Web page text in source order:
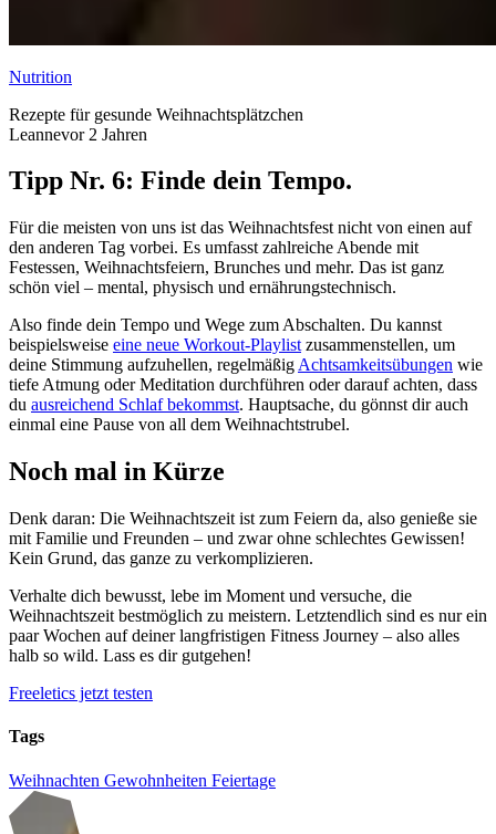
Nutrition
Rezepte für gesunde Weihnachtsplätzchen
Leannevor 2 Jahren
Tipp Nr. 6: Finde dein Tempo.
Für die meisten von uns ist das Weihnachtsfest nicht von einen auf
den anderen Tag vorbei. Es umfasst zahlreiche Abende mit
Festessen, Weihnachtsfeiern, Brunches und mehr. Das ist ganz
schön viel – mental, physisch und ernährungstechnisch.
Also finde dein Tempo und Wege zum Abschalten. Du kannst
beispielsweise eine neue Workout-Playlist zusammenstellen, um
deine Stimmung aufzuhellen, regelmäßig Achtsamkeitsübungen wie
tiefe Atmung oder Meditation durchführen oder darauf achten, dass
du ausreichend Schlaf bekommst. Hauptsache, du gönnst dir auch
einmal eine Pause von all dem Weihnachtstrubel.
Noch mal in Kürze
Denk daran: Die Weihnachtszeit ist zum Feiern da, also genieße sie
mit Familie und Freunden – und zwar ohne schlechtes Gewissen!
Kein Grund, das ganze zu verkomplizieren.
Verhalte dich bewusst, lebe im Moment und versuche, die
Weihnachtszeit bestmöglich zu meistern. Letztendlich sind es nur ein
paar Wochen auf deiner langfristigen Fitness Journey – also alles
halb so wild. Lass es dir gutgehen!
Freeletics jetzt testen
Tags
Weihnachten Gewohnheiten Feiertage